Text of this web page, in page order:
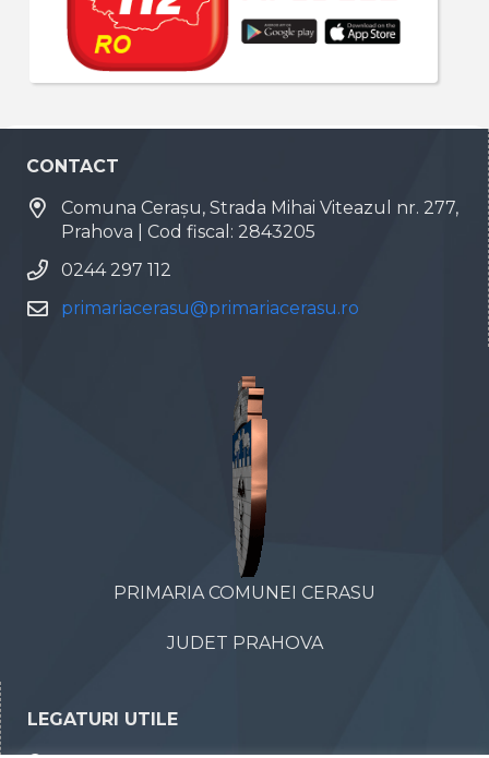
CONTACT
Comuna Cerașu, Strada Mihai Viteazul nr. 277,
Prahova | Cod fiscal: 2843205
0244 297 112
primariacerasu@primariacerasu.ro
PRIMARIA COMUNEI CERASU
JUDET PRAHOVA
LEGATURI UTILE